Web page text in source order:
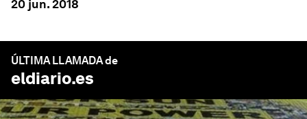
20 jun. 2018
ÚLTIMA LLAMADA de
eldiario.es